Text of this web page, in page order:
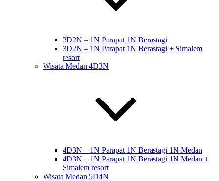
3D2N – 1N Parapat 1N Berastagi
3D2N – 1N Parapat 1N Berastagi + Simalem
resort
Wisata Medan 4D3N
4D3N – 1N Parapat 1N Berastagi 1N Medan
4D3N – 1N Parapat 1N Berastagi 1N Medan +
Simalem resort
Wisata Medan 5D4N